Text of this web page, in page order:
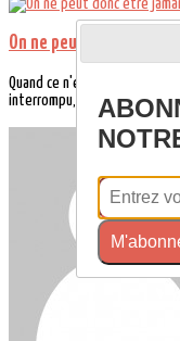
On ne peut donc être
Quand ce n'est pas le
interrompu, dérangé. On...